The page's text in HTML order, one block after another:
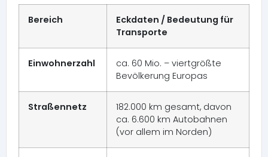
Bereich
Eckdaten / Bedeutung für
Transporte
Einwohnerzahl
ca. 60 Mio. – viertgrößte
Bevölkerung Europas
Straßennetz
182.000 km gesamt, davon
ca. 6.600 km Autobahnen
(vor allem im Norden)